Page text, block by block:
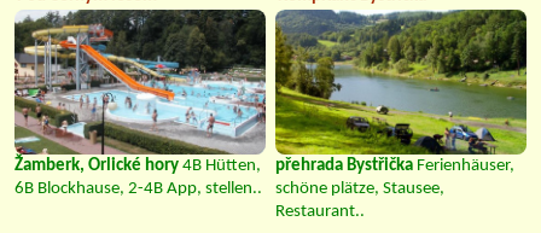
Žamberk, Orlické hory 4B Hütten,
6B Blockhause, 2-4B App, stellen..
přehrada Bystřička Ferienhäuser,
schöne plätze, Stausee,
Restaurant..